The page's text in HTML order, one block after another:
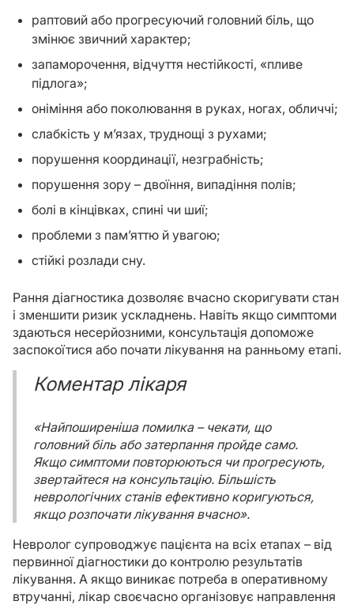
раптовий або прогресуючий головний біль, що
змінює звичний характер;
запаморочення, відчуття нестійкості, «пливе
підлога»;
оніміння або поколювання в руках, ногах, обличчі;
слабкість у м’язах, труднощі з рухами;
порушення координації, незграбність;
порушення зору – двоїння, випадіння полів;
болі в кінцівках, спині чи шиї;
проблеми з пам’яттю й увагою;
стійкі розлади сну.
Рання діагностика дозволяє вчасно скоригувати стан
і зменшити ризик ускладнень. Навіть якщо симптоми
здаються несерйозними, консультація допоможе
заспокоїтися або почати лікування на ранньому етапі.
Коментар лікаря
«Найпоширеніша помилка – чекати, що
головний біль або затерпання пройде само.
Якщо симптоми повторюються чи прогресують,
звертайтеся на консультацію. Більшість
неврологічних станів ефективно коригуються,
якщо розпочати лікування вчасно».
Невролог супроводжує пацієнта на всіх етапах – від
первинної діагностики до контролю результатів
лікування. А якщо виникає потреба в оперативному
втручанні, лікар своєчасно організовує направлення